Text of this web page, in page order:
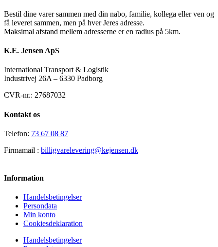
Bestil dine varer sammen med din nabo, familie, kollega eller ven og
få leveret sammen, men på hver Jeres adresse.
Maksimal afstand mellem adresserne er en radius på 5km.
K.E. Jensen ApS
International Transport & Logistik
Industrivej 26A – 6330 Padborg
CVR-nr.: 27687032
Kontakt os
Telefon: 73 67 08 87
Firmamail : billigvarelevering@kejensen.dk
Information
Handelsbetingelser
Persondata
Min konto
Cookiesdeklaration
Handelsbetingelser